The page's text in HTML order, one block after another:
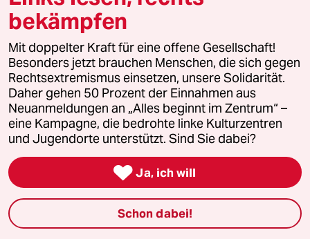
Reisen
Kantine
Shop
Anzeigen
Fragen & Hilfe
bekämpfen
Mit doppelter Kraft für eine offene Gesellschaft!
Besonders jetzt brauchen Menschen, die sich gegen
Rechtsextremismus einsetzen, unsere Solidarität.
Daher gehen 50 Prozent der Einnahmen aus
Neuanmeldungen an „Alles beginnt im Zentrum“ –
eine Kampagne, die bedrohte linke Kulturzentren
und Jugendorte unterstützt. Sind Sie dabei?
 Ja, ich will
Schon dabei!